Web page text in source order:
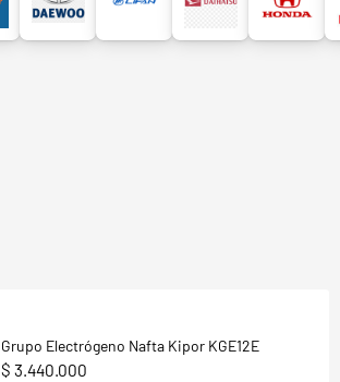
Grupo Electrógeno Nafta Kipor KGE12E
$ 3.440.000